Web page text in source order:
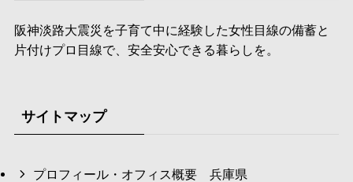
阪神淡路大震災を子育て中に経験した女性目線の備蓄と
片付けプロ目線で、安全安心できる暮らしを。
サイトマップ
プロフィール・オフィス概要 兵庫県